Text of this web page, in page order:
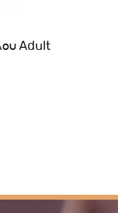
Adult